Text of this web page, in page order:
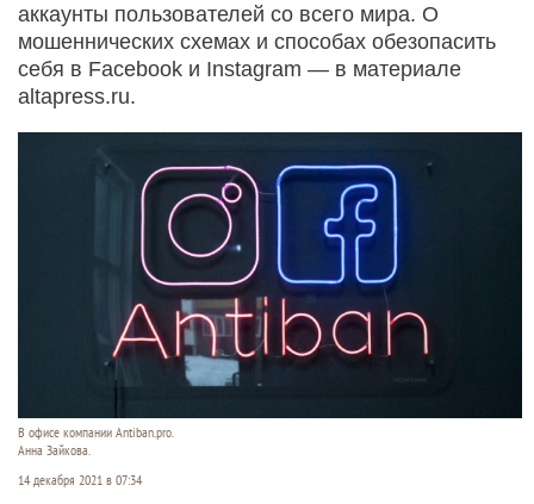
аккаунты пользователей со всего мира. О
мошеннических схемах и способах обезопасить
себя в Facebook и Instagram — в материале
altapress.ru.
В офисе компании Antiban.pro.
Анна Зайкова.
14 декабря 2021 в 07:34